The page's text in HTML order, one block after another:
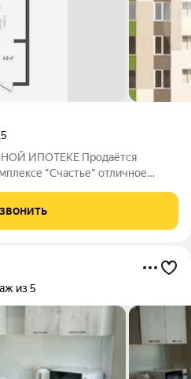
ИПОТЕКЕ Продаётся
"Счастье" отличное
21,5 кв.м позволяет создать
пространство
из 5